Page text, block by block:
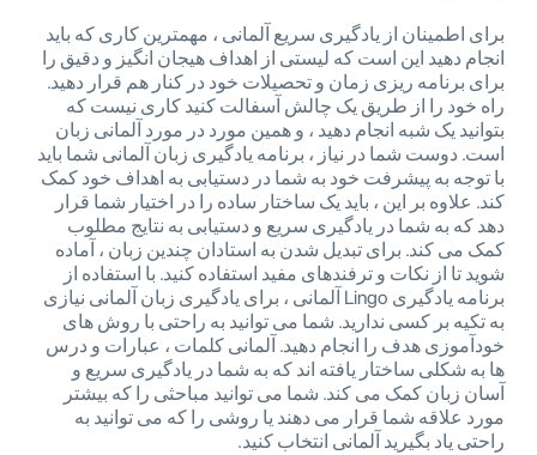
برای اطمینان از یادگیری سریع آلمانی ، مهمترین کاری که باید
انجام دهید این است که لیستی از اهداف هیجان انگیز و دقیق را
برای برنامه ریزی زمان و تحصیلات خود در کنار هم قرار دهید.
راه خود را از طریق یک چالش آسفالت کنید کاری نیست که
بتوانید یک شبه انجام دهید ، و همین مورد در مورد آلمانی زبان
است. دوست شما در نیاز ، برنامه یادگیری زبان آلمانی شما باید
با توجه به پیشرفت خود به شما در دستیابی به اهداف خود کمک
کند. علاوه بر این ، باید یک ساختار ساده را در اختیار شما قرار
دهد که به شما در یادگیری سریع و دستیابی به نتایج مطلوب
کمک می کند. برای تبدیل شدن به استادان چندین زبان ، آماده
شوید تا از نکات و ترفندهای مفید استفاده کنید. با استفاده از
برنامه یادگیری Lingo آلمانی ، برای یادگیری زبان آلمانی نیازی
به تکیه بر کسی ندارید. شما می توانید به راحتی با روش های
خودآموزی هدف را انجام دهید. آلمانی کلمات ، عبارات و درس
ها به شکلی ساختار یافته اند که به شما در یادگیری سریع و
آسان زبان کمک می کند. شما می توانید مباحثی را که بیشتر
مورد علاقه شما قرار می دهند یا روشی را که می توانید به
راحتی یاد بگیرید آلمانی انتخاب کنید.